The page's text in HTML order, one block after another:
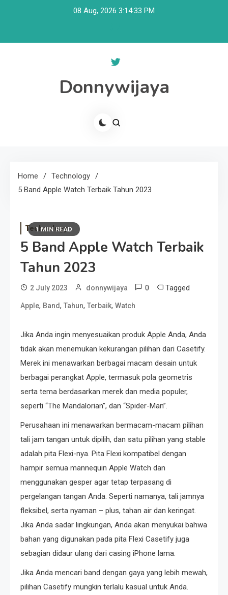
08 Aug, 2026 3:14:33 PM
Donnywijaya
Home
Technology
5 Band Apple Watch Terbaik Tahun 2023
1 MIN READ
Technology
5 Band Apple Watch Terbaik
Tahun 2023
2 July 2023 donnywijaya 0 Tagged
Apple, Band, Tahun, Terbaik, Watch
Jika Anda ingin menyesuaikan produk Apple Anda, Anda
tidak akan menemukan kekurangan pilihan dari Casetify.
Merek ini menawarkan berbagai macam desain untuk
berbagai perangkat Apple, termasuk pola geometris
serta tema berdasarkan merek dan media populer,
seperti “The Mandalorian”, dan “Spider-Man”.
Perusahaan ini menawarkan bermacam-macam pilihan
tali jam tangan untuk dipilih, dan satu pilihan yang stable
adalah pita Flexi-nya. Pita Flexi kompatibel dengan
hampir semua mannequin Apple Watch dan
menggunakan gesper agar tetap terpasang di
pergelangan tangan Anda. Seperti namanya, tali jamnya
fleksibel, serta nyaman – plus, tahan air dan keringat.
Jika Anda sadar lingkungan, Anda akan menyukai bahwa
bahan yang digunakan pada pita Flexi Casetify juga
sebagian didaur ulang dari casing iPhone lama.
Jika Anda mencari band dengan gaya yang lebih mewah,
pilihan Casetify mungkin terlalu kasual untuk Anda.